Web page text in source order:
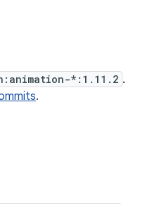
*:1.11.2 .
.